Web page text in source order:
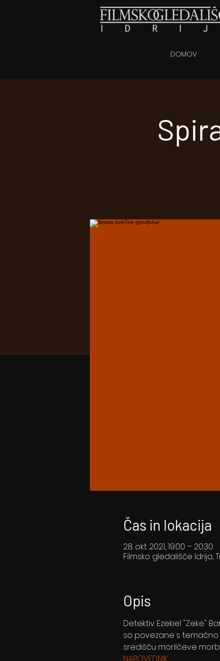
DOMOV
Čas in lokacija
28. okt. 2021, 19:00 – 20:30
Filmsko gledališče Idrija,
Opis
Detektiv Ezekiel "Zeke"
so povezane s
središču morilčeve